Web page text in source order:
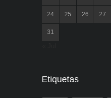
24 25 26 27
31
Etiquetas